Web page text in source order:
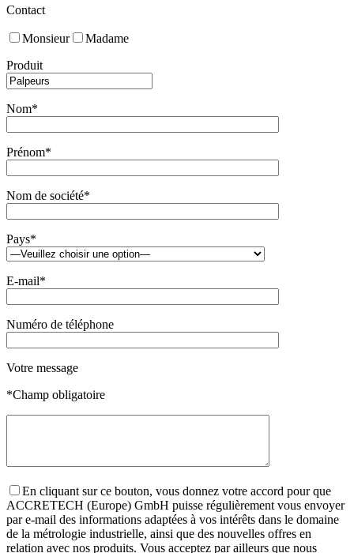
Contact
Monsieur
Madame
Produit
Nom*
Prénom*
Nom de société*
Pays*
E-mail*
Numéro de téléphone
Votre message
*Champ obligatoire
En cliquant sur ce bouton, vous donnez votre accord pour que
ACCRETECH (Europe) GmbH puisse régulièrement vous envoyer
par e-mail des informations adaptées à vos intérêts dans le domaine
de la métrologie industrielle, ainsi que des nouvelles offres en
relation avec nos produits. Vous acceptez par ailleurs que nous